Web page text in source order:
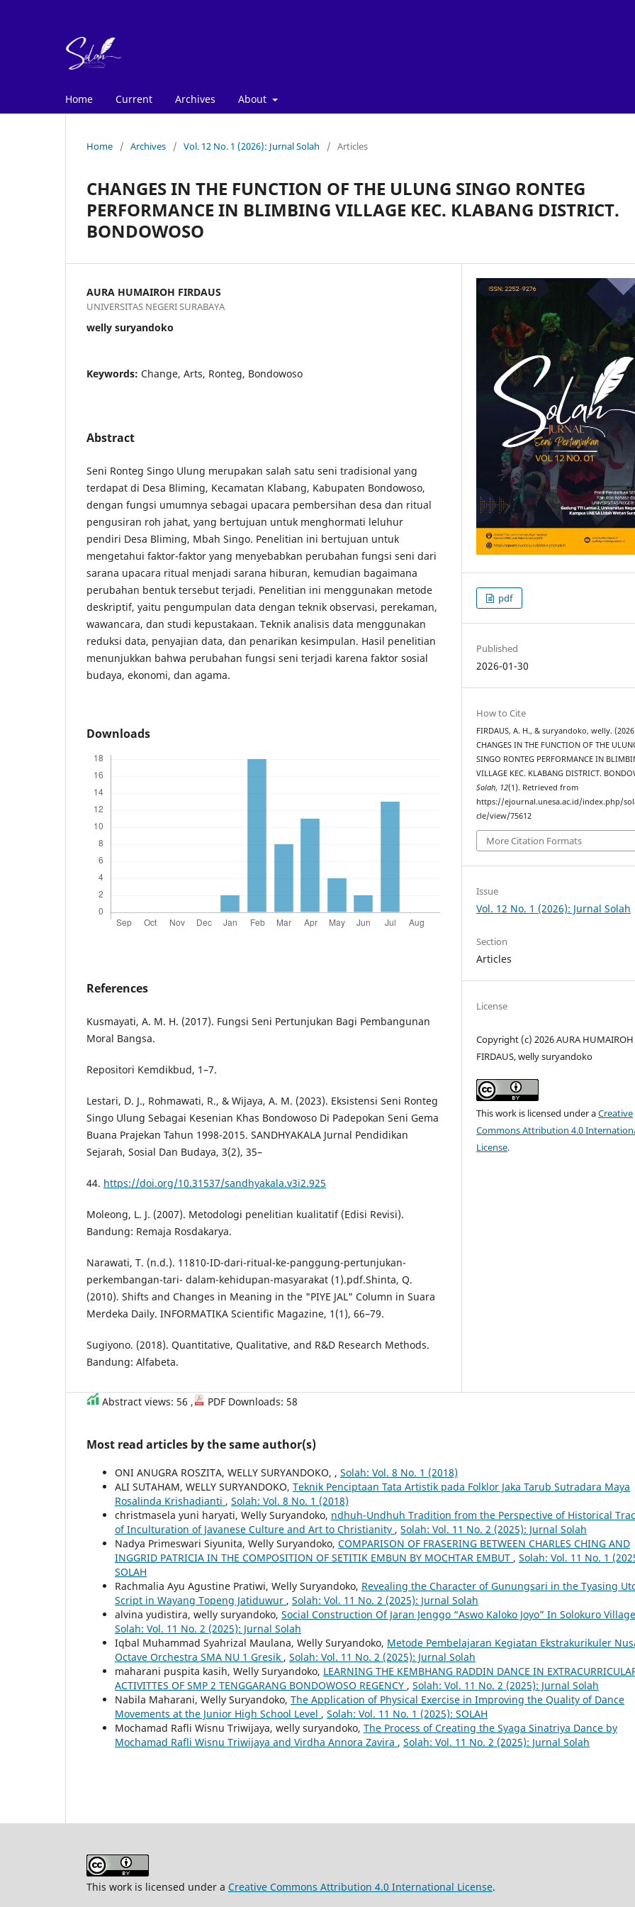
Home Current Archives About
Home / Archives / Vol. 12 No. 1 (2026): Jurnal Solah / Articles
CHANGES IN THE FUNCTION OF THE ULUNG SINGO RONTEG
PERFORMANCE IN BLIMBING VILLAGE KEC. KLABANG DISTRICT.
BONDOWOSO
AURA HUMAIROH FIRDAUS
UNIVERSITAS NEGERI SURABAYA
welly suryandoko
Keywords: Change, Arts, Ronteg, Bondowoso
Abstract
Seni Ronteg Singo Ulung merupakan salah satu seni tradisional yang
terdapat di Desa Bliming, Kecamatan Klabang, Kabupaten Bondowoso,
dengan fungsi umumnya sebagai upacara pembersihan desa dan ritual
pengusiran roh jahat, yang bertujuan untuk menghormati leluhur
pendiri Desa Bliming, Mbah Singo. Penelitian ini bertujuan untuk
mengetahui faktor-faktor yang menyebabkan perubahan fungsi seni dari
sarana upacara ritual menjadi sarana hiburan, kemudian bagaimana
perubahan bentuk tersebut terjadi. Penelitian ini menggunakan metode
deskriptif, yaitu pengumpulan data dengan teknik observasi, perekaman,
wawancara, dan studi kepustakaan. Teknik analisis data menggunakan
reduksi data, penyajian data, dan penarikan kesimpulan. Hasil penelitian
menunjukkan bahwa perubahan fungsi seni terjadi karena faktor sosial
budaya, ekonomi, dan agama.
Downloads
References
Kusmayati, A. M. H. (2017). Fungsi Seni Pertunjukan Bagi Pembangunan
Moral Bangsa.
Repositori Kemdikbud, 1–7.
Lestari, D. J., Rohmawati, R., & Wijaya, A. M. (2023). Eksistensi Seni Ronteg
Singo Ulung Sebagai Kesenian Khas Bondowoso Di Padepokan Seni Gema
Buana Prajekan Tahun 1998-2015. SANDHYAKALA Jurnal Pendidikan
Sejarah, Sosial Dan Budaya, 3(2), 35–
44. https://doi.org/10.31537/sandhyakala.v3i2.925
Moleong, L. J. (2007). Metodologi penelitian kualitatif (Edisi Revisi).
Bandung: Remaja Rosdakarya.
Narawati, T. (n.d.). 11810-ID-dari-ritual-ke-panggung-pertunjukan-
perkembangan-tari- dalam-kehidupan-masyarakat (1).pdf.Shinta, Q.
(2010). Shifts and Changes in Meaning in the "PIYE JAL" Column in Suara
Merdeka Daily. INFORMATIKA Scientific Magazine, 1(1), 66–79.
Sugiyono. (2018). Quantitative, Qualitative, and R&D Research Methods.
Bandung: Alfabeta.
pdf
Published
2026-01-30
How to Cite
FIRDAUS, A. H., & suryandoko, welly.
CHANGES IN THE FUNCTION OF THE
SINGO RONTEG PERFORMANCE IN
VILLAGE KEC. KLABANG DISTRICT.
Solah, 12(1). Retrieved from
https://ejournal.unesa.ac.id/index.php/
cle/view/75612
More Citation Formats
Issue
Vol. 12 No. 1 (2026): Jurnal Solah
Section
Articles
License
Copyright (c) 2026 AURA HUMAIROH
FIRDAUS, welly suryandoko
This work is licensed under aCreative
Commons Attribution 4.0
License.
Abstract views: 56 , PDF Downloads: 58
Most read articles by the same author(s)
ONI ANUGRA ROSZITA, WELLY SURYANDOKO, , Solah: Vol. 8 No. 1 (2018)
ALI SUTAHAM, WELLY SURYANDOKO, Teknik Penciptaan Tata Artistik pada Folklor Jaka Tarub Sutradara Maya
Rosalinda Krishadianti , Solah: Vol. 8 No. 1 (2018)
christmasela yuni haryati, Welly Suryandoko, ndhuh-Undhuh Tradition from the Perspective of Historical
of Inculturation of Javanese Culture and Art to Christianity , Solah: Vol. 11 No. 2 (2025): Jurnal Solah
Nadya Primeswari Siyunita, Welly Suryandoko, COMPARISON OF FRASERING BETWEEN CHARLES CHING AND
INGGRID PATRICIA IN THE COMPOSITION OF SETITIK EMBUN BY MOCHTAR EMBUT , Solah: Vol. 11 No. 1
SOLAH
Rachmalia Ayu Agustine Pratiwi, Welly Suryandoko, Revealing the Character of Gunungsari in the Tyasing
Script in Wayang Topeng Jatiduwur , Solah: Vol. 11 No. 2 (2025): Jurnal Solah
alvina yudistira, welly suryandoko, Social Construction Of Jaran Jenggo “Aswo Kaloko Joyo” In Solokuro
Solah: Vol. 11 No. 2 (2025): Jurnal Solah
Iqbal Muhammad Syahrizal Maulana, Welly Suryandoko, Metode Pembelajaran Kegiatan Ekstrakurikuler
Octave Orchestra SMA NU 1 Gresik , Solah: Vol. 11 No. 2 (2025): Jurnal Solah
maharani puspita kasih, Welly Suryandoko, LEARNING THE KEMBHANG RADDIN DANCE IN
ACTIVITTES OF SMP 2 TENGGARANG BONDOWOSO REGENCY , Solah: Vol. 11 No. 2 (2025): Jurnal Solah
Nabila Maharani, Welly Suryandoko, The Application of Physical Exercise in Improving the Quality of Dance
Movements at the Junior High School Level , Solah: Vol. 11 No. 1 (2025): SOLAH
Mochamad Rafli Wisnu Triwijaya, welly suryandoko, The Process of Creating the Syaga Sinatriya Dance by
Mochamad Rafli Wisnu Triwijaya and Virdha Annora Zavira , Solah: Vol. 11 No. 2 (2025): Jurnal Solah
This work is licensed under a Creative Commons Attribution 4.0 International License.